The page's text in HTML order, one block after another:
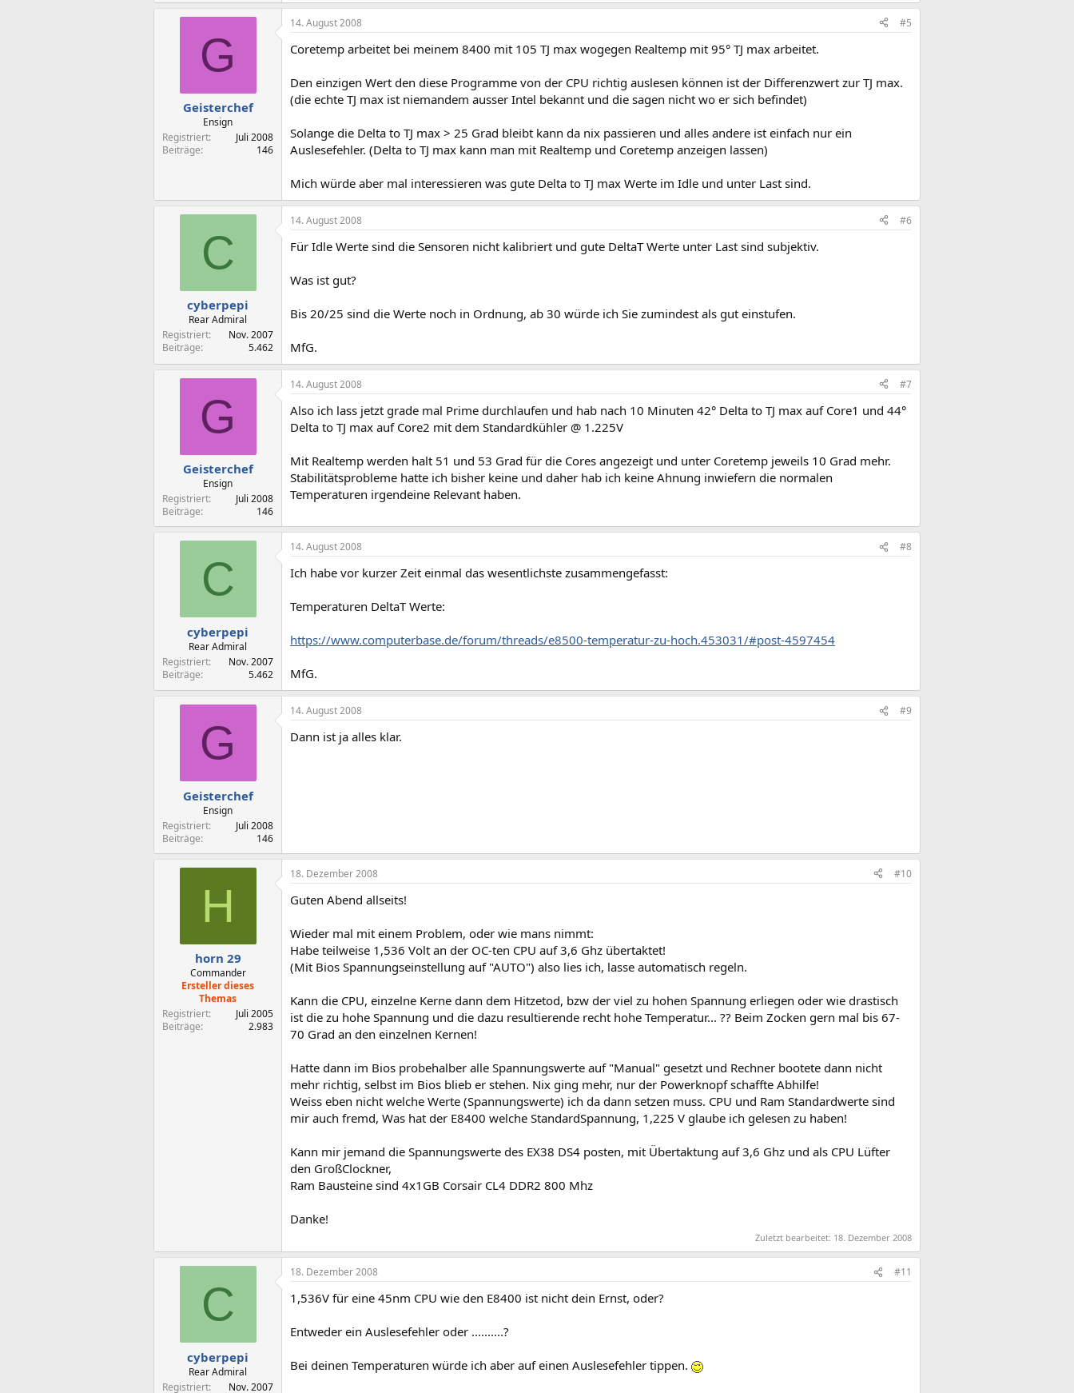
G
Geisterchef
Ensign
Registriert
Juli 2008
Beiträge
146
14. August 2008 #5
Coretemp arbeitet bei meinem 8400 mit 105 TJ max wogegen Realtemp mit 95° TJ max arbeitet.
Den einzigen Wert den diese Programme von der CPU richtig auslesen können ist der Differenzwert zur TJ max.
(die echte TJ max ist niemandem ausser Intel bekannt und die sagen nicht wo er sich befindet)
Solange die Delta to TJ max > 25 Grad bleibt kann da nix passieren und alles andere ist einfach nur ein
Auslesefehler. (Delta to TJ max kann man mit Realtemp und Coretemp anzeigen lassen)
Mich würde aber mal interessieren was gute Delta to TJ max Werte im Idle und unter Last sind.
C
cyberpepi
Rear Admiral
Registriert
Nov. 2007
Beiträge
5.462
14. August 2008 #6
Für Idle Werte sind die Sensoren nicht kalibriert und gute DeltaT Werte unter Last sind subjektiv.
Was ist gut?
Bis 20/25 sind die Werte noch in Ordnung, ab 30 würde ich Sie zumindest als gut einstufen.
MfG.
G
Geisterchef
Ensign
Registriert
Juli 2008
Beiträge
146
14. August 2008 #7
Also ich lass jetzt grade mal Prime durchlaufen und hab nach 10 Minuten 42° Delta to TJ max auf Core1 und 44°
Delta to TJ max auf Core2 mit dem Standardkühler @ 1.225V
Mit Realtemp werden halt 51 und 53 Grad für die Cores angezeigt und unter Coretemp jeweils 10 Grad mehr.
Stabilitätsprobleme hatte ich bisher keine und daher hab ich keine Ahnung inwiefern die normalen
Temperaturen irgendeine Relevant haben.
C
cyberpepi
Rear Admiral
Registriert
Nov. 2007
Beiträge
5.462
14. August 2008 #8
Ich habe vor kurzer Zeit einmal das wesentlichste zusammengefasst:
Temperaturen DeltaT Werte:
https://www.computerbase.de/forum/threads/e8500-temperatur-zu-hoch.453031/#post-4597454
MfG.
G
Geisterchef
Ensign
Registriert
Juli 2008
Beiträge
146
14. August 2008 #9
Dann ist ja alles klar.
H
horn 29
Commander
Ersteller dieses
Themas
Registriert
Juli 2005
Beiträge
2.983
18. Dezember 2008 #10
Guten Abend allseits!
Wieder mal mit einem Problem, oder wie mans nimmt:
Habe teilweise 1,536 Volt an der OC-ten CPU auf 3,6 Ghz übertaktet!
(Mit Bios Spannungseinstellung auf "AUTO") also lies ich, lasse automatisch regeln.
Kann die CPU, einzelne Kerne dann dem Hitzetod, bzw der viel zu hohen Spannung erliegen oder wie drastisch
ist die zu hohe Spannung und die dazu resultierende recht hohe Temperatur... ?? Beim Zocken gern mal bis 67-
70 Grad an den einzelnen Kernen!
Hatte dann im Bios probehalber alle Spannungswerte auf "Manual" gesetzt und Rechner bootete dann nicht
mehr richtig, selbst im Bios blieb er stehen. Nix ging mehr, nur der Powerknopf schaffte Abhilfe!
Weiss eben nicht welche Werte (Spannungswerte) ich da dann setzen muss. CPU und Ram Standardwerte sind
mir auch fremd, Was hat der E8400 welche StandardSpannung, 1,225 V glaube ich gelesen zu haben!
Kann mir jemand die Spannungswerte des EX38 DS4 posten, mit Übertaktung auf 3,6 Ghz und als CPU Lüfter
den GroßClockner,
Ram Bausteine sind 4x1GB Corsair CL4 DDR2 800 Mhz
Danke!
Zuletzt bearbeitet: 18. Dezember 2008
C
cyberpepi
Rear Admiral
Registriert
Nov. 2007
18. Dezember 2008 #11
1,536V für eine 45nm CPU wie den E8400 ist nicht dein Ernst, oder?
Entweder ein Auslesefehler oder ..........?
Bei deinen Temperaturen würde ich aber auf einen Auslesefehler tippen.